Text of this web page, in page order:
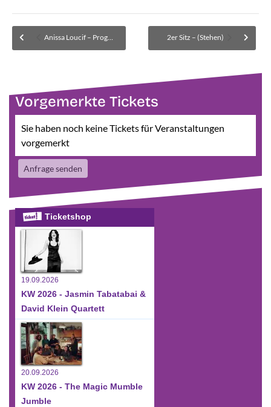
Anissa Loucif – Programm: „Mach nicht so auf teuer“ – AUSVERKAUFT 2er Sitz – (Stehen)
Vorgemerkte Tickets
Sie haben noch keine Tickets für Veranstaltungen
vorgemerkt
Anfrage senden
Ticketshop
19.09.2026
KW 2026 - Jasmin Tabatabai &
David Klein Quartett
20.09.2026
KW 2026 - The Magic Mumble
Jumble